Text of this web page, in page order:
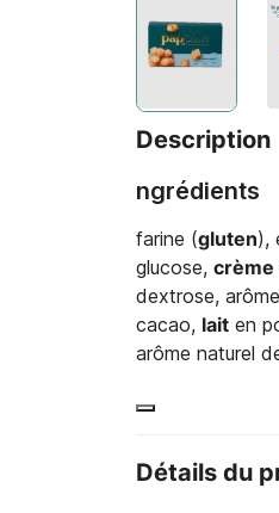
Description
ngrédients
farine (gluten),
glucose, crème
dextrose,
cacao, lait en
arôme naturel
Détails du